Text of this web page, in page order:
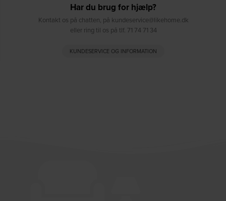
Har du brug for hjælp?
Kontakt os på chatten, på kundeservice@likehome.dk
eller ring til os på tlf. 71 74 71 34
KUNDESERVICE OG INFORMATION